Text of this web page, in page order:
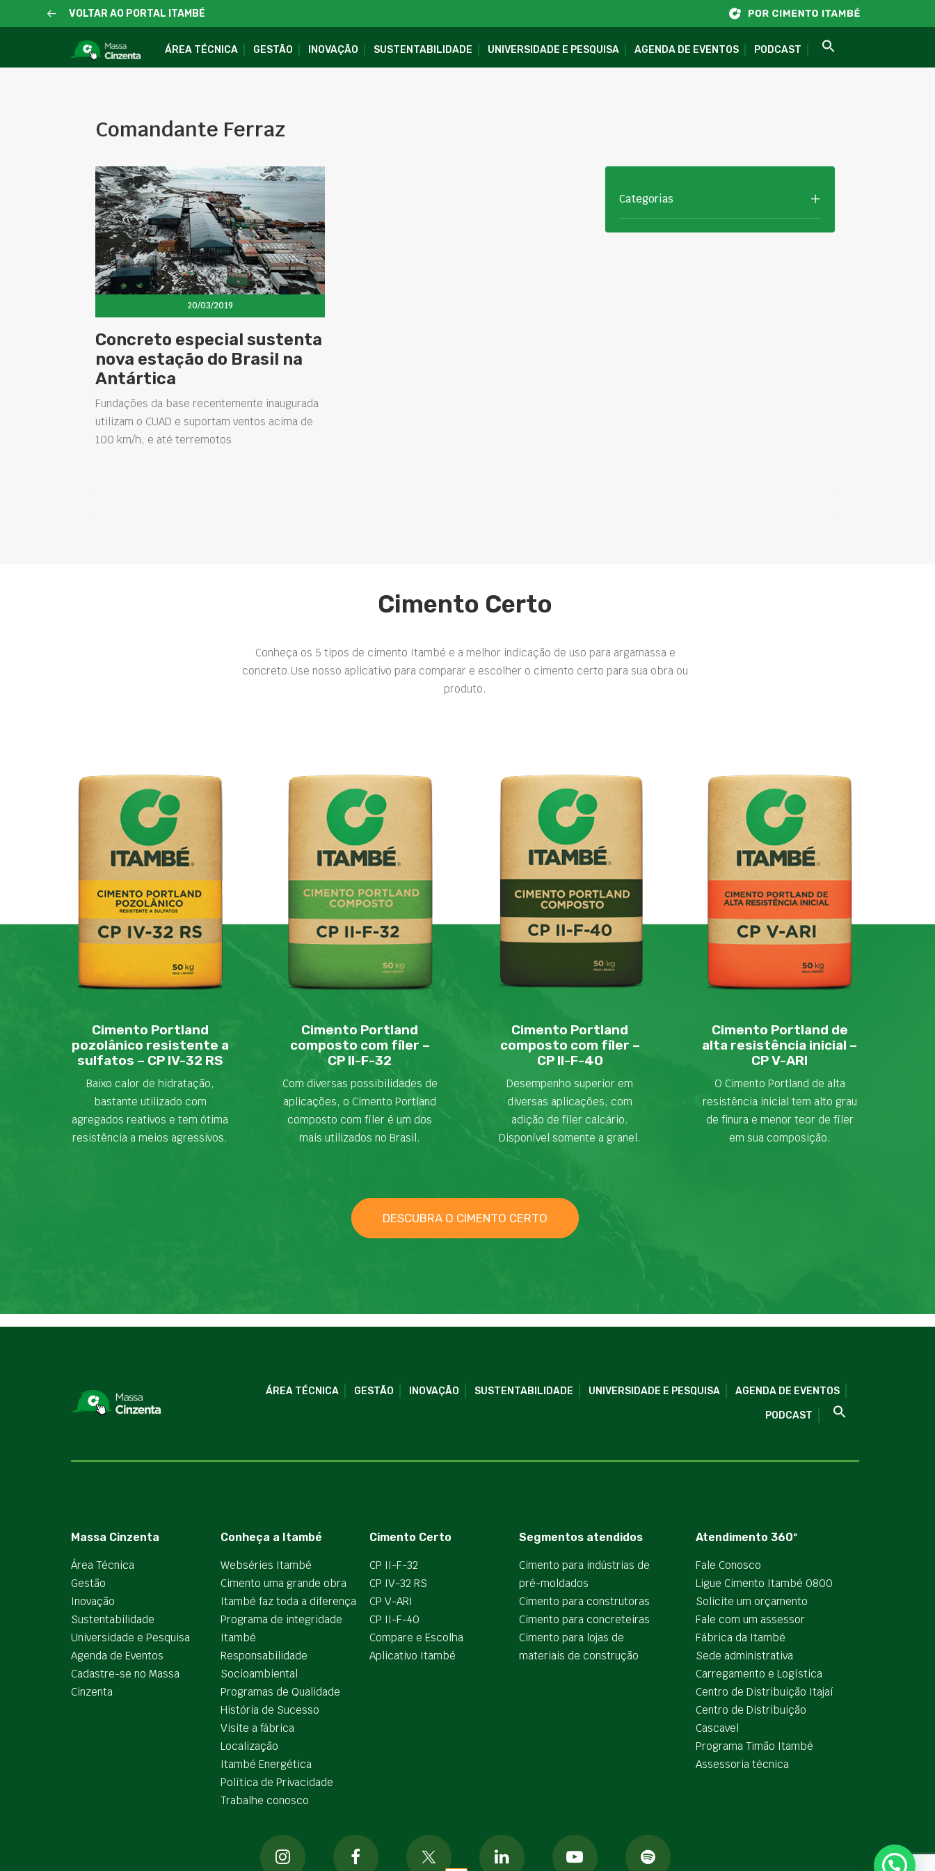
VOLTAR AO PORTAL ITAMBÉ
ÁREA TÉCNICA GESTÃO INOVAÇÃO SUSTENTABILIDADE UNIVERSIDADE E PESQUISA AGENDA DE EVENTOS PODCAST
Comandante Ferraz
20/03/2019
Concreto especial sustenta
nova estação do Brasil na
Antártica
Fundações da base recentemente inaugurada
utilizam o CUAD e suportam ventos acima de
100 km/h, e até terremotos
Categorias
Cimento Certo
Conheça os 5 tipos de cimento Itambé e a melhor indicação de uso para argamassa e
concreto.Use nosso aplicativo para comparar e escolher o cimento certo para sua obra ou
produto.
Cimento Portland
pozolânico resistente a
sulfatos – CP IV-32 RS
Baixo calor de hidratação,
bastante utilizado com
agregados reativos e tem ótima
resistência a meios agressivos.
Cimento Portland
composto com fíler –
CP II-F-32
Com diversas possibilidades de
aplicações, o Cimento Portland
composto com fíler é um dos
mais utilizados no Brasil.
Cimento Portland
composto com fíler –
CP II-F-40
Desempenho superior em
diversas aplicações, com
adição de fíler calcário.
Disponível somente a granel.
Cimento Portland de
alta resistência inicial –
CP V-ARI
O Cimento Portland de alta
resistência inicial tem alto grau
de finura e menor teor de fíler
em sua composição.
DESCUBRA O CIMENTO CERTO
ÁREA TÉCNICA GESTÃO INOVAÇÃO SUSTENTABILIDADE UNIVERSIDADE E PESQUISA AGENDA DE EVENTOS
PODCAST
Massa Cinzenta
Área Técnica
Gestão
Inovação
Sustentabilidade
Universidade e Pesquisa
Agenda de Eventos
Cadastre-se no Massa
Cinzenta
Conheça a Itambé
Webséries Itambé
Cimento uma grande obra
Itambé faz toda a diferença
Programa de integridade
Itambé
Responsabilidade
Socioambiental
Programas de Qualidade
História de Sucesso
Visite a fábrica
Localização
Itambé Energética
Política de Privacidade
Trabalhe conosco
Cimento Certo
CP II-F-32
CP IV-32 RS
CP V-ARI
CP II-F-40
Compare e Escolha
Aplicativo Itambé
Segmentos atendidos
Cimento para indústrias de
pré-moldados
Cimento para construtoras
Cimento para concreteiras
Cimento para lojas de
materiais de construção
Atendimento 360º
Fale Conosco
Ligue Cimento Itambé 0800
Solicite um orçamento
Fale com um assessor
Fábrica da Itambé
Sede administrativa
Carregamento e Logística
Centro de Distribuição Itajaí
Centro de Distribuição
Cascavel
Programa Timão Itambé
Assessoria técnica